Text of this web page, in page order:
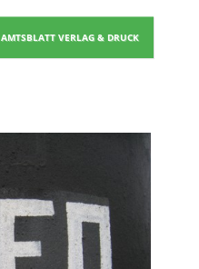
AMTSBLATT VERLAG & DRUCK